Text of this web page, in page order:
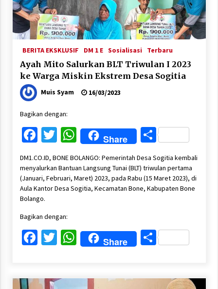
BERITA EKSKLUSIF DM 1 E Sosialisasi Terbaru
Ayah Mito Salurkan BLT Triwulan I 2023
ke Warga Miskin Ekstrem Desa Sogitia
Muis Syam 16/03/2023
Bagikan dengan:
Facebook
Twitter
WhatsApp
Share Share
DM1.CO.ID, BONE BOLANGO: Pemerintah Desa Sogitia kembali
menyalurkan Bantuan Langsung Tunai (BLT) triwulan pertama
(Januari, Februari, Maret) 2023, pada Rabu (15 Maret 2023), di
Aula Kantor Desa Sogitia, Kecamatan Bone, Kabupaten Bone
Bolango.
Bagikan dengan:
Facebook
Twitter
WhatsApp
Share Share